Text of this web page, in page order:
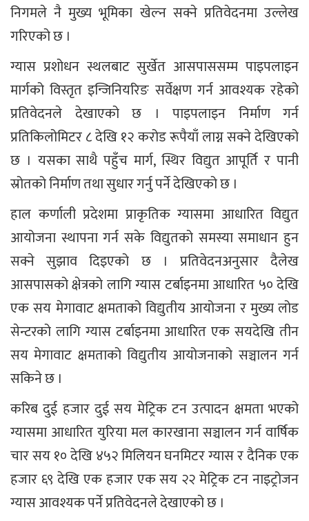
निगमले नै मुख्य भूमिका खेल्न सक्ने प्रतिवेदनमा उल्लेख
गरिएको छ ।
ग्यास प्रशोधन स्थलबाट सुर्खेत आसपाससम्म पाइपलाइन
मार्गको विस्तृत इन्जिनियरिङ सर्वेक्षण गर्न आवश्यक रहेको
प्रतिवेदनले देखाएको छ । पाइपलाइन निर्माण गर्न
प्रतिकिलोमिटर ८ देखि १२ करोड रूपैयाँ लाग्न सक्ने देखिएको
छ । यसका साथै पहुँच मार्ग, स्थिर विद्युत आपूर्ति र पानी
स्रोतको निर्माण तथा सुधार गर्नु पर्ने देखिएको छ ।
हाल कर्णाली प्रदेशमा प्राकृतिक ग्यासमा आधारित विद्युत
आयोजना स्थापना गर्न सके विद्युतको समस्या समाधान हुन
सक्ने सुझाव दिइएको छ । प्रतिवेदनअनुसार दैलेख
आसपासको क्षेत्रको लागि ग्यास टर्बाइनमा आधारित ५० देखि
एक सय मेगावाट क्षमताको विद्युतीय आयोजना र मुख्य लोड
सेन्टरको लागि ग्यास टर्बाइनमा आधारित एक सयदेखि तीन
सय मेगावाट क्षमताको विद्युतीय आयोजनाको सञ्चालन गर्न
सकिने छ ।
करिब दुई हजार दुई सय मेट्रिक टन उत्पादन क्षमता भएको
ग्यासमा आधारित युरिया मल कारखाना सञ्चालन गर्न वार्षिक
चार सय १० देखि ४५२ मिलियन घनमिटर ग्यास र दैनिक एक
हजार ६९ देखि एक हजार एक सय २२ मेट्रिक टन नाइट्रोजन
ग्यास आवश्यक पर्ने प्रतिवेदनले देखाएको छ ।